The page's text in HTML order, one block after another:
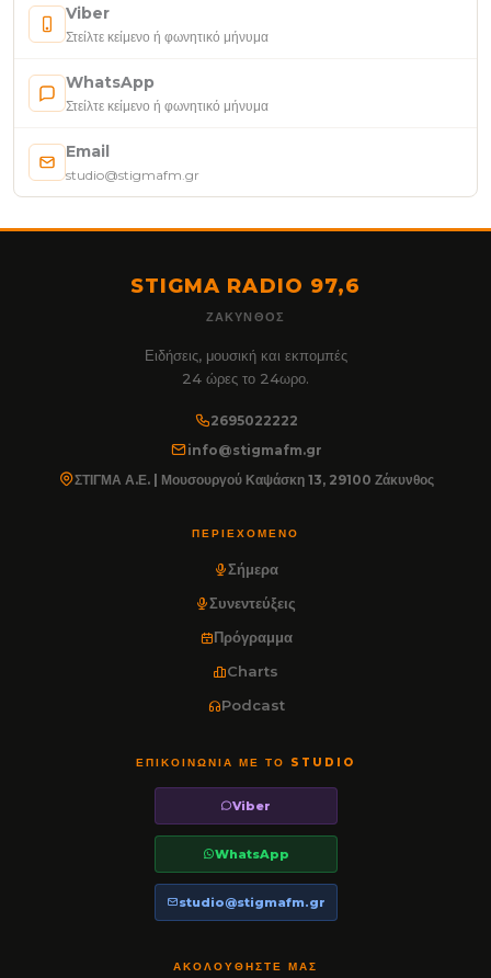
Viber
Στείλτε κείμενο ή φωνητικό μήνυμα
WhatsApp
Στείλτε κείμενο ή φωνητικό μήνυμα
Email
studio@stigmafm.gr
STIGMA RADIO 97,6
ΖΆΚΥΝΘΟΣ
Ειδήσεις, μουσική και εκπομπές
24 ώρες το 24ωρο.
2695022222
info@stigmafm.gr
ΣΤΙΓΜΑ Α.Ε. | Μουσουργού Καψάσκη 13, 29100 Ζάκυνθος
ΠΕΡΙΕΧΌΜΕΝΟ
Σήμερα
Συνεντεύξεις
Πρόγραμμα
Charts
Podcast
ΕΠΙΚΟΙΝΩΝΊΑ ΜΕ ΤΟ STUDIO
Viber
WhatsApp
studio@stigmafm.gr
ΑΚΟΛΟΥΘΉΣΤΕ ΜΑΣ